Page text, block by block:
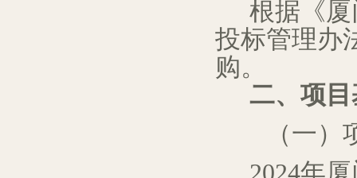
根据《
投标管理办
购。
二、 项
（一）